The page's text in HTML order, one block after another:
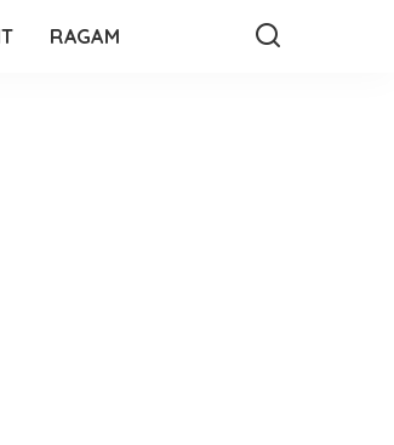
RAGAM